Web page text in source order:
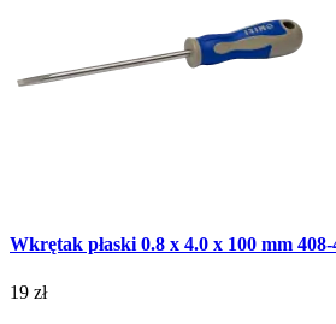
Wkrętak płaski 0.8 x 4.0 x 100 mm
19 zł